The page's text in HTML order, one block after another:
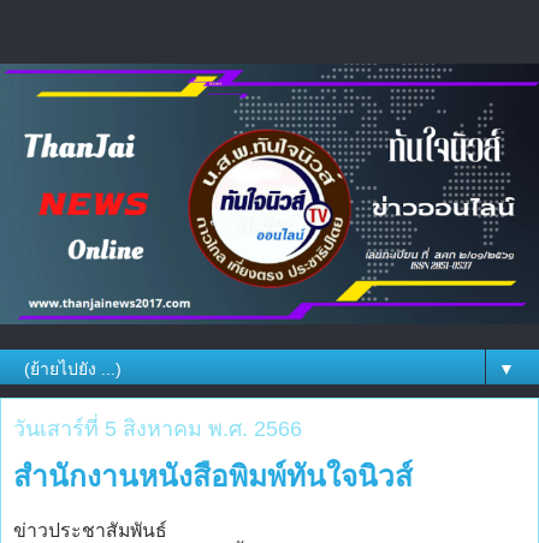
▼
วันเสาร์ที่ 5 สิงหาคม พ.ศ. 2566
สำนักงานหนังสือพิมพ์ทันใจนิวส์
ข่าวประชาสัมพันธ์